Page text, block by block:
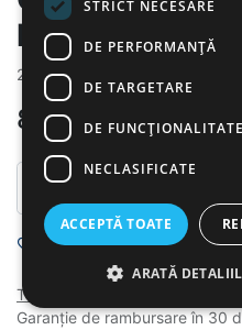
ROSII
2024-9-16
8,00 lei
Add to wishlist
Termeni și condiții
Garanție de rambursare în 30
STRICT NECESARE
DE PERFORMANȚĂ
DE TARGETARE
DE FUNCŢIONALITATE
NECLASIFICATE
ACCEPTĂ TOATE
ARATĂ